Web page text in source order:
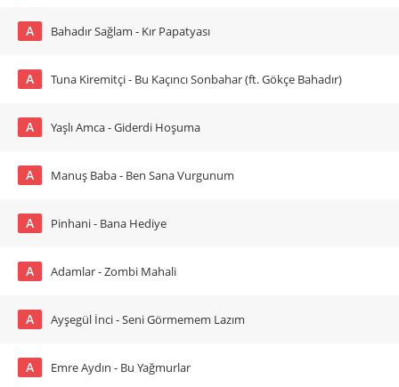
A Bahadır Sağlam - Kır Papatyası
A Tuna Kiremitçi - Bu Kaçıncı Sonbahar (ft. Gökçe Bahadır)
A Yaşlı Amca - Giderdi Hoşuma
A Manuş Baba - Ben Sana Vurgunum
A Pinhani - Bana Hediye
A Adamlar - Zombi Mahali
A Ayşegül İnci - Seni Görmemem Lazım
A Emre Aydın - Bu Yağmurlar